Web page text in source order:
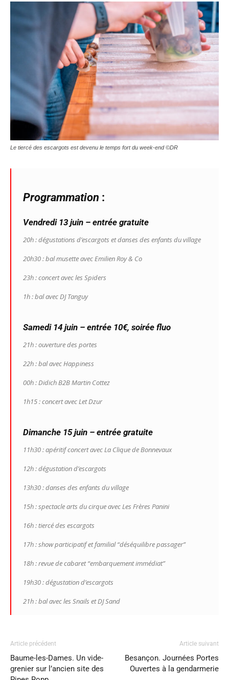
Le tiercé des escargots est devenu le temps fort du week-end ©DR
Programmation :
Vendredi 13 juin – entrée gratuite
20h : dégustations d’escargots et danses des enfants du village
20h30 : bal musette avec Emilien Roy & Co
23h : concert avec les Spiders
1h : bal avec DJ Tanguy
Samedi 14 juin – entrée 10€, soirée fluo
21h : ouverture des portes
22h : bal avec Happiness
00h : Didich B2B Martin Cottez
1h15 : concert avec Let Dzur
Dimanche 15 juin – entrée gratuite
11h30 : apéritif concert avec La Clique de Bonnevaux
12h : dégustation d’escargots
13h30 : danses des enfants du village
15h : spectacle arts du cirque avec Les Frères Panini
16h : tiercé des escargots
17h : show participatif et familial “déséquilibre passager”
18h : revue de cabaret “embarquement immédiat”
19h30 : dégustation d’escargots
21h : bal avec les Snails et DJ Sand
Article précédent
Baume-les-Dames. Un vide-
grenier sur l’ancien site des
Article suivant
Besançon. Journées Portes
Ouvertes à la gendarmerie